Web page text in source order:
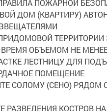
ПОЖАРНОЙ
ДОМ (КВАРТИРУ)
ТЕРРИТОРИИ
ОБЪЕМОМ НЕ МЕНЕЕ
ЛЕСТНИЦУ ДЛЯ
ПОМЕЩЕНИЕ
СОЛОМУ (СЕНО) РЯДОМ
РАЗВЕДЕНИЯ КОСТРОВ НА